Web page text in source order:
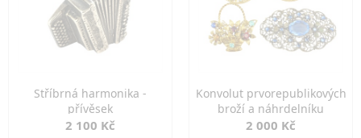
Stříbrná harmonika -
přívěsek
2 100 Kč
Konvolut prvorepublikových
broží a náhrdelníku
2 000 Kč